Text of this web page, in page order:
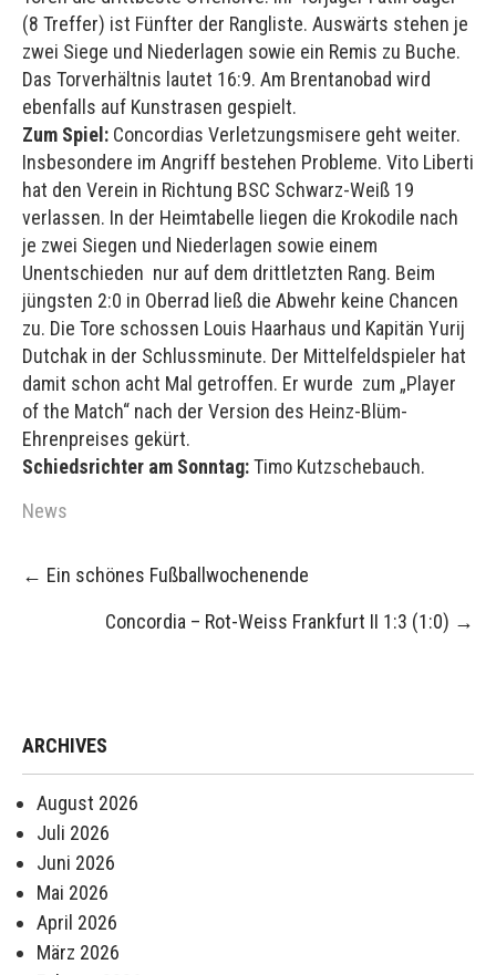
(8 Treffer) ist Fünfter der Rangliste. Auswärts stehen je
zwei Siege und Niederlagen sowie ein Remis zu Buche.
Das Torverhältnis lautet 16:9. Am Brentanobad wird
ebenfalls auf Kunstrasen gespielt.
Zum Spiel: Concordias Verletzungsmisere geht weiter.
Insbesondere im Angriff bestehen Probleme. Vito Liberti
hat den Verein in Richtung BSC Schwarz-Weiß 19
verlassen. In der Heimtabelle liegen die Krokodile nach
je zwei Siegen und Niederlagen sowie einem
Unentschieden nur auf dem drittletzten Rang. Beim
jüngsten 2:0 in Oberrad ließ die Abwehr keine Chancen
zu. Die Tore schossen Louis Haarhaus und Kapitän Yurij
Dutchak in der Schlussminute. Der Mittelfeldspieler hat
damit schon acht Mal getroffen. Er wurde zum „Player
of the Match“ nach der Version des Heinz-Blüm-
Ehrenpreises gekürt.
Schiedsrichter am Sonntag:Timo Kutzschebauch.
News
Post
← Ein schönes Fußballwochenende
Concordia – Rot-Weiss Frankfurt II 1:3 (1:0) →
ARCHIVES
August 2026
Juli 2026
Juni 2026
Mai 2026
April 2026
März 2026